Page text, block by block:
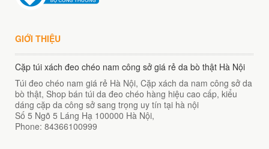
GIỚI THIỆU
Cặp túi xách đeo chéo nam công sở giá rẻ da bò thật Hà Nội
Túi đeo chéo nam giá rẻ Hà Nội, Cặp xách da nam công sở da
bò thật, Shop bán túi da đeo chéo hàng hiệu cao cấp, kiểu
dáng cặp da công sở sang trọng uy tín tại hà nội
Số 5 Ngõ 5 Láng Hạ 100000 Hà Nội,
Phone: 84366100999